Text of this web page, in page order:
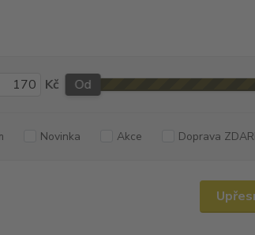
Kč Od
Novinka Akce Doprava